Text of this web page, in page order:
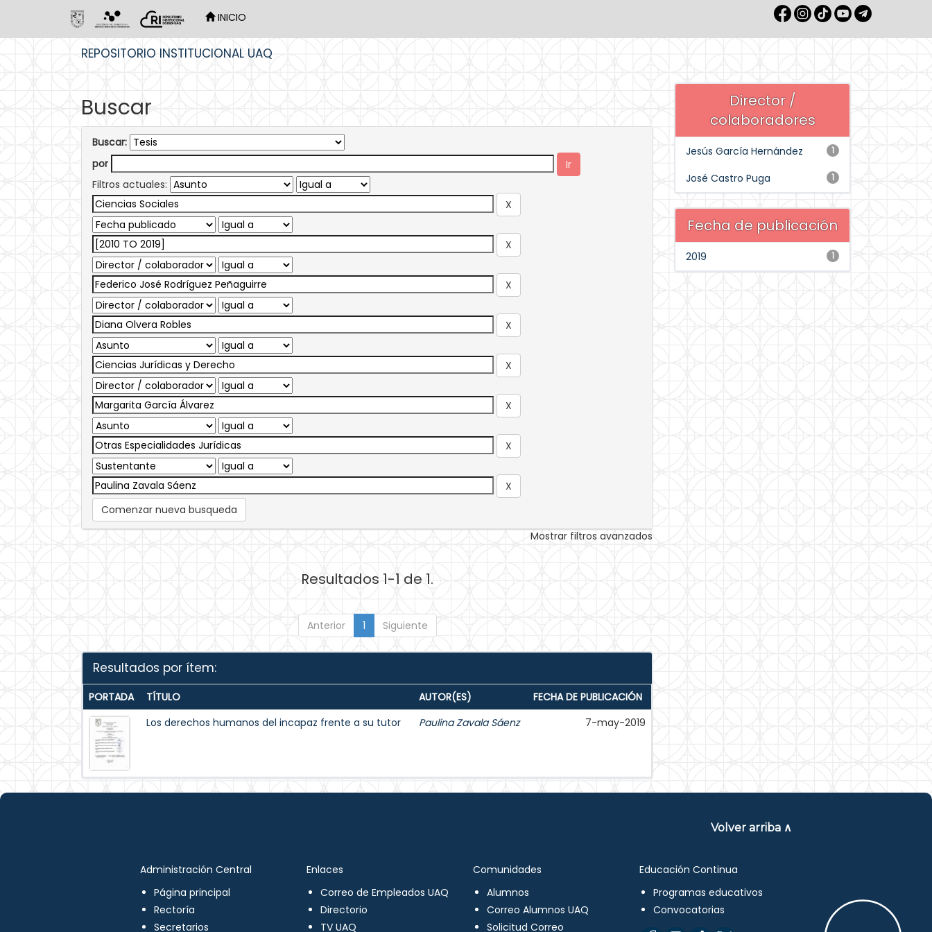
INICIO
REPOSITORIO INSTITUCIONAL UAQ
Buscar
Buscar:
por
Filtros actuales:
Comenzar nueva busqueda
Mostrar filtros avanzados
Resultados 1-1 de 1.
Anterior 1 Siguiente
Resultados por ítem:
PORTADA TÍTULO AUTOR(ES)
FECHA DE PUBLICACIÓN
Los derechos humanos del incapaz frente a su tutor
Paulina Zavala Sáenz 7-may-2019
Director /
colaboradores
1
Jesús García Hernández
1
José Castro Puga
Fecha de publicación
1
2019
Volver arriba ∧
Administración Central
Página principal
Rectoría
Secretarios
Enlaces
Correo de Empleados UAQ
Directorio
TV UAQ
Comunidades
Alumnos
Correo Alumnos UAQ
Solicitud Correo
Educación Continua
Programas educativos
Convocatorias